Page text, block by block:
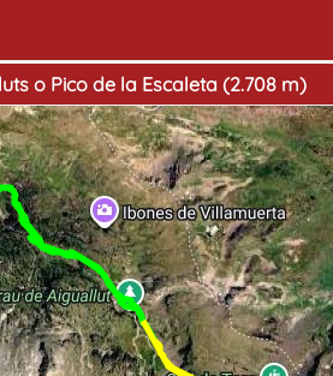
o Pico de la Escaleta (2.708 m)